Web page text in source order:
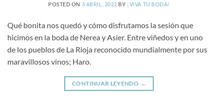
POSTED ON 3 ABRIL, 2022 BY ¡VIVA TU BODA!
Qué bonita nos quedó y cómo disfrutamos la sesión que
hicimos en la boda de Nerea y Asier. Entre viñedos y en uno
de los pueblos de La Rioja reconocido mundialmente por sus
maravillosos vinos; Haro.
CONTINUAR LEYENDO →